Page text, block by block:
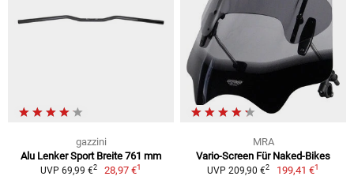
gazzini
Alu Lenker Sport Breite 761 mm
UVP 69,99 €2 28,97 €1
MRA
Vario-Screen Für Naked-Bikes
UVP 209,90 €2 199,41 €1